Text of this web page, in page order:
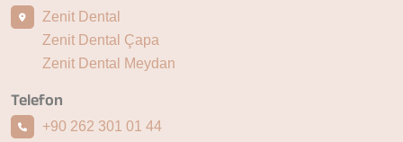
Zenit Dental
Zenit Dental Çapa
Zenit Dental Meydan
Telefon
+90 262 301 01 44